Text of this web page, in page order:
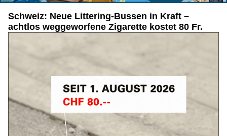
Schweiz: Neue Littering-Bussen in Kraft –
achtlos weggeworfene Zigarette kostet 80 Fr.